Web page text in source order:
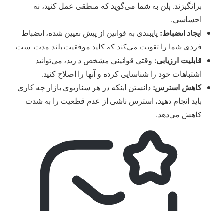
برانگیزند. پلن به شما می‌گوید که منطقی عمل کنید، نه
احساسی.
ایجاد انضباط: پایبندی به قوانین از پیش تعیین شده، انضباط
فردی شما را تقویت می‌کند که کلید موفقیت بلند مدت است.
قابلیت ارزیابی: وقتی قوانینی مشخص دارید، می‌توانید
اشتباهات خود را شناسایی کرده و آنها را اصلاح کنید.
کاهش استرس: دانستن اینکه در هر سناریوی بازار چه کاری
باید انجام دهید، استرس ناشی از عدم قطعیت را به شدت
کاهش می‌دهد.